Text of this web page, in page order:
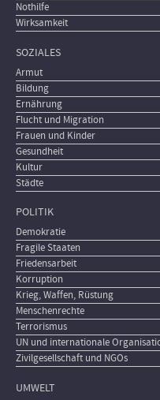
Nothilfe
Wirksamkeit
SOZIALES
Armut
Bildung
Ernährung
Flucht und Migration
Frauen und Kinder
Gesundheit
Kultur
Städte
POLITIK
Demokratie
Fragile Staaten
Friedensarbeit
Korruption
Krieg, Waffen, Rüstung
Menschenrechte
Terrorismus
UN und internationale
Zivilgesellschaft und NGOs
UMWELT